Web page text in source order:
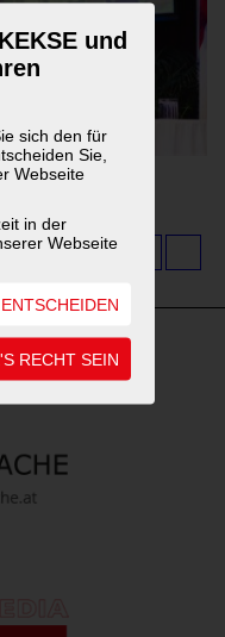
und
sich den für
Sie,
Webseite
in der
Webseite
RECHT SEIN
7 8 9 ...